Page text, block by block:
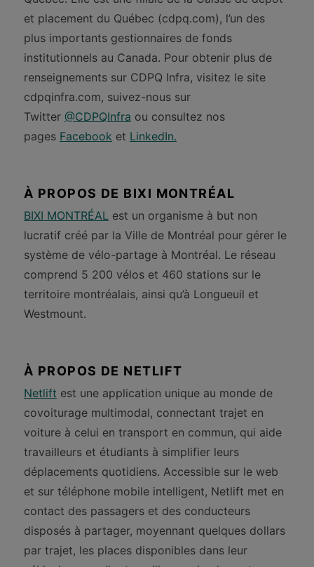
et placement du Québec (cdpq.com), l’un des
plus importants gestionnaires de fonds
institutionnels au Canada. Pour obtenir plus de
renseignements sur CDPQ Infra, visitez le site
cdpqinfra.com, suivez-nous sur
Twitter @CDPQInfra ou consultez nos
pages Facebook et LinkedIn.
À PROPOS DE BIXI MONTRÉAL
BIXI MONTRÉAL est un organisme à but non
lucratif créé par la Ville de Montréal pour gérer le
système de vélo-partage à Montréal. Le réseau
comprend 5 200 vélos et 460 stations sur le
territoire montréalais, ainsi qu’à Longueuil et
Westmount.
À PROPOS DE NETLIFT
Netlift est une application unique au monde de
covoiturage multimodal, connectant trajet en
voiture à celui en transport en commun, qui aide
travailleurs et étudiants à simplifier leurs
déplacements quotidiens. Accessible sur le web
et sur téléphone mobile intelligent, Netlift met en
contact des passagers et des conducteurs
disposés à partager, moyennant quelques dollars
par trajet, les places disponibles dans leur